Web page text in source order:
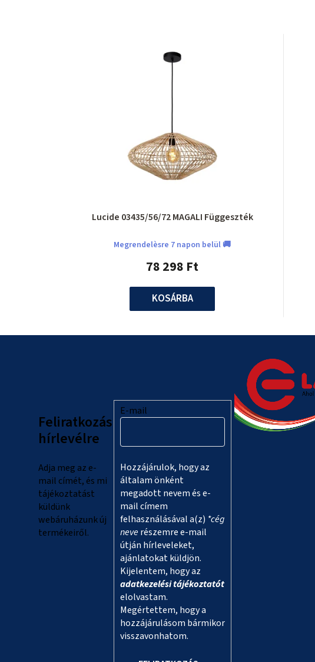
Lucide 03435/56/72 MAGALI Függeszték
Megrendelèsre 7 napon belül 🚚
78 298 Ft
KOSÁRBA
Feliratkozás
hírlevélre
Adja meg az e-
mail címét, és mi
tájékoztatást
küldünk
webáruházunk új
termékeiről.
E-mail
Hozzájárulok, hogy az
általam önként
megadott nevem és e-
mail címem
felhasználásával a(z) *cég
neverészemre e-mail
útján hírleveleket,
ajánlatokat küldjön.
Kijelentem, hogy az
adatkezelési tájékoztatót
elolvastam.
Megértettem, hogy a
hozzájárulásom bármikor
visszavonhatom.